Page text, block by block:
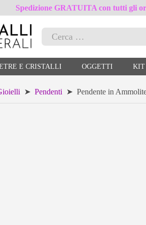
Spedizione GRATUITA con tutti gli
Ricerca
E CRISTALLI OGGETTI KIT
➤ Pendenti ➤ Pendente in